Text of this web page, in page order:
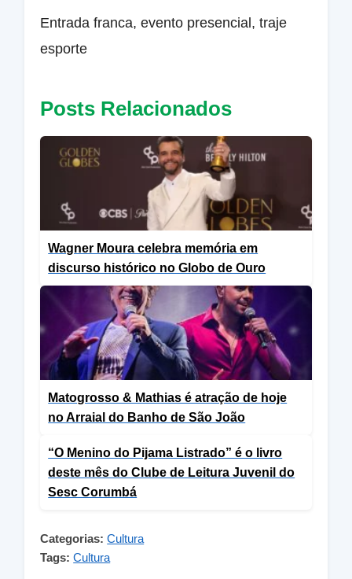
Entrada franca, evento presencial, traje
esporte
Posts Relacionados
Wagner Moura celebra memória em
discurso histórico no Globo de Ouro
Matogrosso & Mathias é atração de hoje
no Arraial do Banho de São João
“O Menino do Pijama Listrado” é o livro
deste mês do Clube de Leitura Juvenil do
Sesc Corumbá
Categorias: Cultura
Tags: Cultura